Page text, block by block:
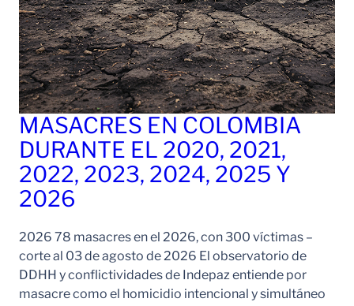
MASACRES EN COLOMBIA
DURANTE EL 2020, 2021,
2022, 2023, 2024, 2025 Y
2026
2026 78 masacres en el 2026, con 300 víctimas –
corte al 03 de agosto de 2026 El observatorio de
DDHH y conflictividades de Indepaz entiende por
masacre como el homicidio intencional y simultáneo